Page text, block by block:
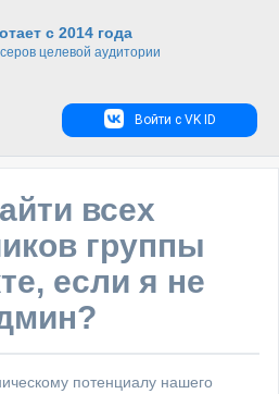
с 2014 года
целевой аудитории
Войти с VK ID
всех
группы
если я не
потенциалу нашего